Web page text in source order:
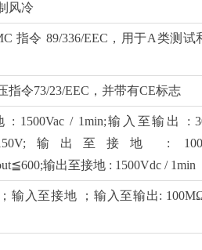
风冷
指令 89/336/EEC，用于A类测试
指令73/23/EEC，并带有CE标志
: 1500Vac / 1min;输入至输出 :
输出至接地 :
输出至接地 : 1500Vdc / 1min
输入至接地 ；输入至输出: